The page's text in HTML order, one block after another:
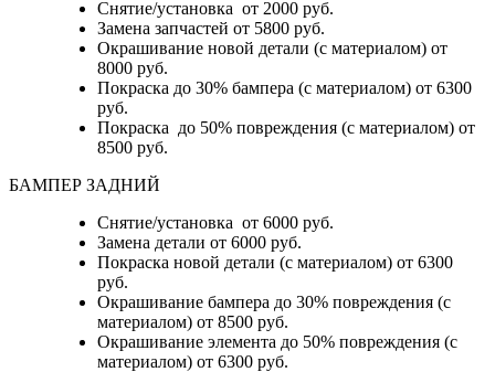
Снятие/установка от 2000 руб.
Замена запчастей от 5800 руб.
Окрашивание новой детали (с материалом) от
8000 руб.
Покраска до 30% бампера (с материалом) от 6300
руб.
Покраска до 50% повреждения (с материалом) от
8500 руб.
БАМПЕР ЗАДНИЙ
Снятие/установка от 6000 руб.
Замена детали от 6000 руб.
Покраска новой детали (с материалом) от 6300
руб.
Окрашивание бампера до 30% повреждения (с
материалом) от 8500 руб.
Окрашивание элемента до 50% повреждения (с
материалом) от 6300 руб.